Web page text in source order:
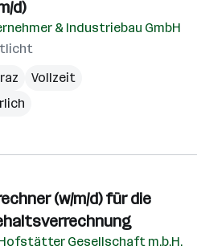
d)
& Industriebau GmbH
Vollzeit
(w/m/d) für die
Hofstätter Gesellschaft m.b.H.